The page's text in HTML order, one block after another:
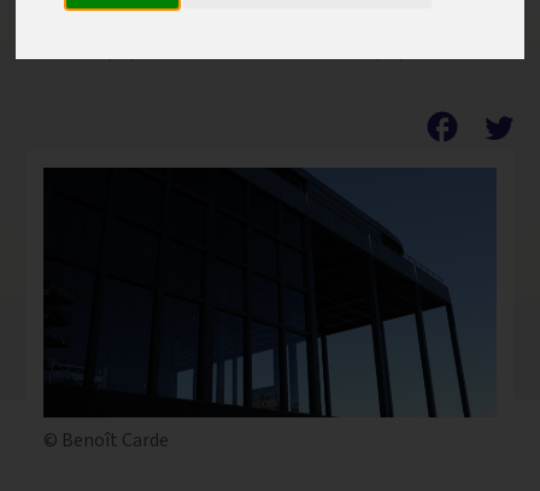
Publié le 09/03/2020 - Dernière modification le 30/07/2021.
facebook
© Benoît Carde